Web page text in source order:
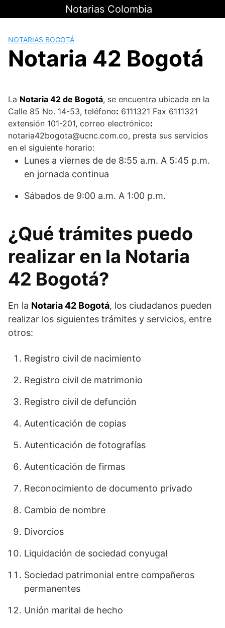
al
Notarias Colombia
NOTARIAS BOGOTÁ
Notaria 42 Bogotá
La Notaria 42 de Bogotá, se encuentra ubicada en la
Calle 85 No. 14-53, teléfono: 6111321 Fax 6111321
extensión 101-201, correo electrónico:
notaria42bogota@ucnc.com.co, presta sus servicios
en el siguiente horario:
Lunes a viernes de de 8:55 a.m. A 5:45 p.m.
en jornada continua
Sábados de 9:00 a.m. A 1:00 p.m.
¿Qué trámites puedo
realizar en la Notaria
42 Bogotá?
En la Notaria 42 Bogotá, los ciudadanos pueden
realizar los siguientes trámites y servicios, entre
otros:
Registro civil de nacimiento
Registro civil de matrimonio
Registro civil de defunción
Autenticación de copias
Autenticación de fotografías
Autenticación de firmas
Reconocimiento de documento privado
Cambio de nombre
Divorcios
Liquidación de sociedad conyugal
Sociedad patrimonial entre compañeros
permanentes
Unión marital de hecho